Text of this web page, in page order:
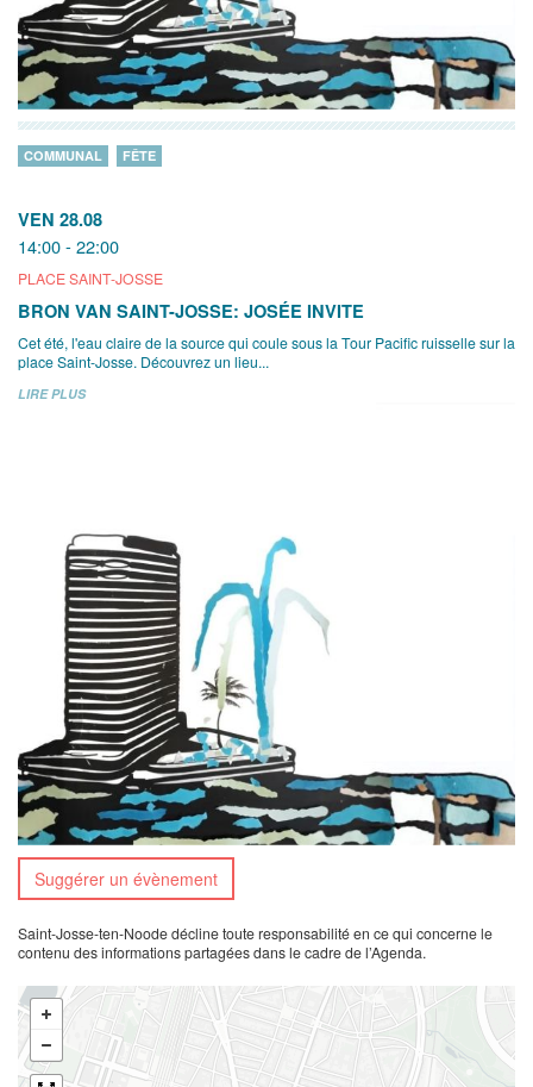
VEN 28.08
14:00 - 22:00
PLACE SAINT-JOSSE
COMMUNAL FÊTE
BRON VAN SAINT-JOSSE: JOSÉE INVITE
Cet été, l'eau claire de la source qui coule sous la Tour Pacific ruisselle sur la
place Saint-Josse. Découvrez un lieu...
LIRE PLUS
Suggérer un évènement
Saint-Josse-ten-Noode décline toute responsabilité en ce qui concerne le
contenu des informations partagées dans le cadre de l’Agenda.